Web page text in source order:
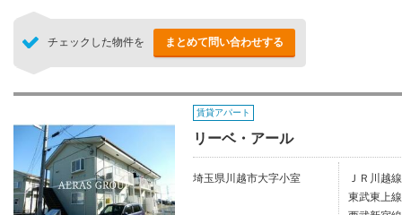
チェックした物件を まとめて問い合わせする
賃貸アパート
リーベ・アール
埼玉県川越市大字小室
ＪＲ川越
東武東上